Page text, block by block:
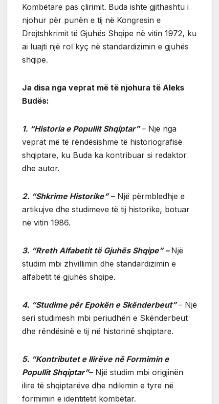
Kombëtare pas çlirimit. Buda ishte gjithashtu i
njohur për punën e tij në Kongresin e
Drejtshkrimit të Gjuhës Shqipe në vitin 1972, ku
ai luajti një rol kyç në standardizimin e gjuhës
shqipe.
Ja disa nga veprat më të njohura të Aleks
Budës:
1. “Historia e Popullit Shqiptar”– Një nga
veprat më të rëndësishme të historiografisë
shqiptare, ku Buda ka kontribuar si redaktor
dhe autor.
2. “Shkrime Historike”– Një përmbledhje e
artikujve dhe studimeve të tij historike, botuar
në vitin 1986.
3. “Rreth Alfabetit të Gjuhës Shqipe” –Një
studim mbi zhvillimin dhe standardizimin e
alfabetit të gjuhës shqipe.
4. “Studime për Epokën e Skënderbeut”– Një
seri studimesh mbi periudhën e Skënderbeut
dhe rëndësinë e tij në historinë shqiptare.
5. “Kontributet e Ilirëve në Formimin e
Popullit Shqiptar”– Një studim mbi origjinën
ilire të shqiptarëve dhe ndikimin e tyre në
formimin e identitetit kombëtar.